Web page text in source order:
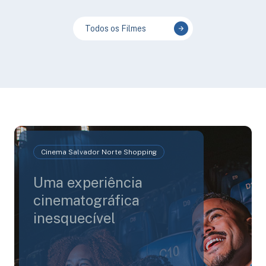
Todos os Filmes
Cinema Salvador Norte Shopping
Uma experiência
cinematográfica
inesquecível